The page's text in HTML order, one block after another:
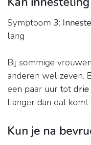
Symptoom 3:
lang
Bij sommige
anderen wel zeven.
een paar uur totdrie
Langer dan dat
Kun je na